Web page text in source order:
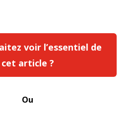
voir l’essentiel de
cet article ?
Ou